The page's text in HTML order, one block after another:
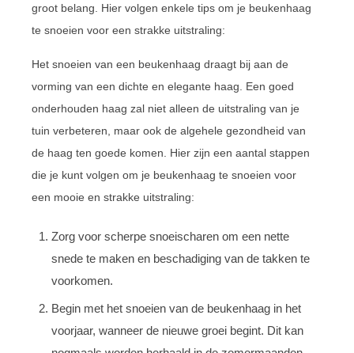
groot belang. Hier volgen enkele tips om je beukenhaag
te snoeien voor een strakke uitstraling:
Het snoeien van een beukenhaag draagt bij aan de
vorming van een dichte en elegante haag. Een goed
onderhouden haag zal niet alleen de uitstraling van je
tuin verbeteren, maar ook de algehele gezondheid van
de haag ten goede komen. Hier zijn een aantal stappen
die je kunt volgen om je beukenhaag te snoeien voor
een mooie en strakke uitstraling:
Zorg voor scherpe snoeischaren om een nette
snede te maken en beschadiging van de takken te
voorkomen.
Begin met het snoeien van de beukenhaag in het
voorjaar, wanneer de nieuwe groei begint. Dit kan